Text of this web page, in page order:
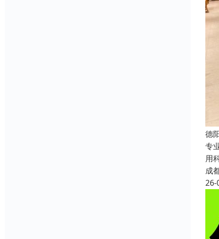
德
专
用
成
26-